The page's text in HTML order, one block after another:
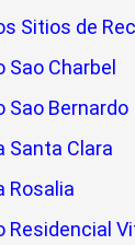
Sitios de
Sao Charbel
Sao Bernardo
Santa Clara
Rosalia
Residencial